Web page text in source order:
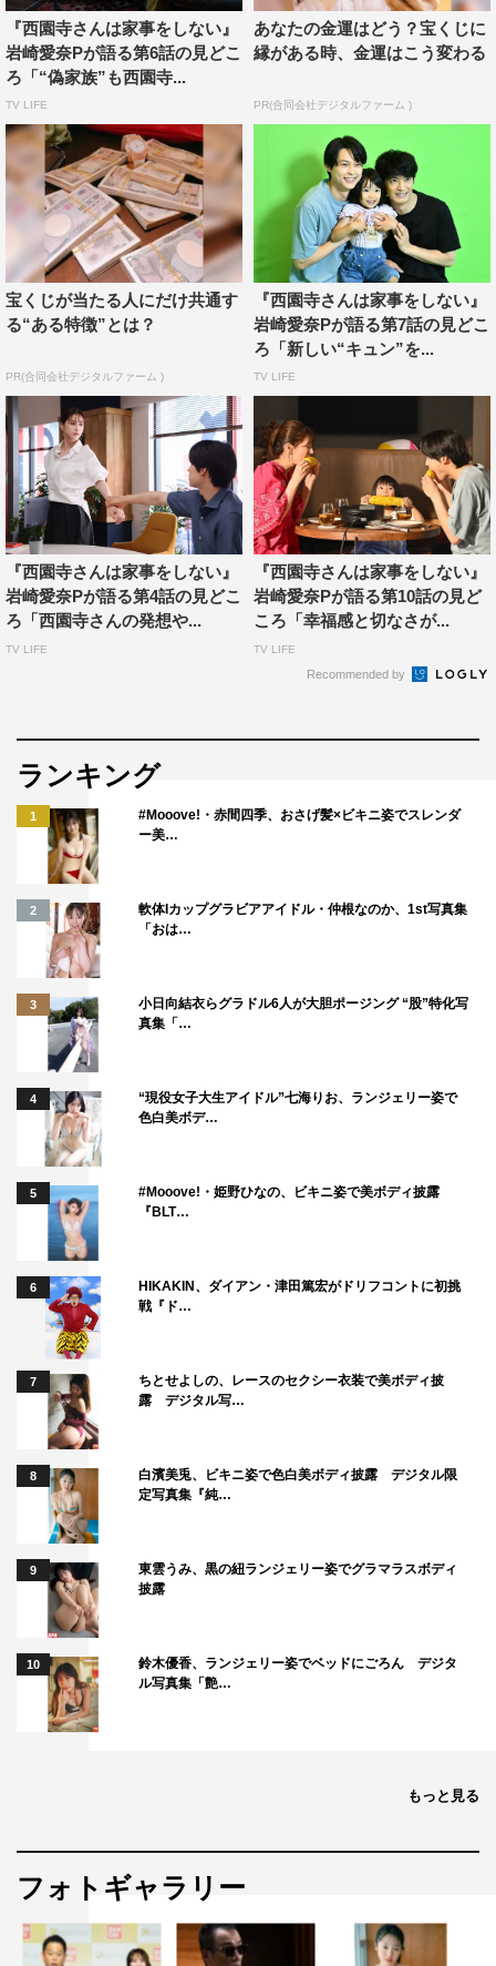
からやって来た橘エリサ（太田莉菜）が楠見と西園寺さん
の関係に影響を与える風を巻き起こした。ラストで楠見が
涙ながらに語った「数式を解いたら先に進める、先に進む
しかないんだと分かった」という亡き妻・瑠衣（松井愛
莉）から受け取った言葉が、第9話以降の展開に布石にな
るのか…? ますます気になる今後の物語を、岩崎Pが語っ
た。
岩崎愛奈プロデューサー コメント
第8話では、号泣しながら自分の気持ちを話す楠見を西園
寺さんが抱きしめるというラストを描きましたが、ここは
やはりすごく難しい場面でした。というのも、言葉ではな
く、西園寺さんが行動でその気持ちを見せ、受け止める場
面でしたし、楠見もまだ整理できないまま溢れる思いをそ
のまま話しているので言葉が明確ではない。でも、西園寺
さんはそんな楠見を丸ごと全部受け止める。若菜さんも
「すごく難しい」とおっしゃって何度か一緒にお話をしま
した。今までで一番、この場面を撮る意味を考えたかもし
れません。
脚本を作っている最初の段階では、子供みたいに泣きなが
の行動なんじゃないだろうかと思うようになりました。そ
こにはおそらく、愛情も友情も、家族愛も絆も、もちろん
慈愛もある。西園寺さんの中にある楠見への感情は、きっ
ともう、ひとつの言葉ではくくりきれない大きなもの。だ
から、どの感情も内包されているので、観てくださった方
がそれをどう受け止めてもどれもがきっと正解なのだと思
います。
そういう意味で、第8話はすごく難しいお話でもあったの
ではないかと思います。言葉にできない表現、既存の単語
観てくださった方の感想を拝見していたら、私たちが描こ
うと思っていたその「ひとつの言葉ではくくりきれない大
いてくださって、とてもうれしかったですし、ホッとしま
した。
そんなラストから続く第9話、そこにはやはり、一筋縄で
はいかない西園寺さんと楠見の姿があります。あのエモー
ショナルなラストから「こんなことになる!?」という展開
になります。2人はどうしてもヘンテコな方向に行ってし
まうんだなと。いい意味で想像を裏切るちょっと変な2人
を、いとおしいと思って観ていただけたらうれしいです。
もうひとつの見どころは、西園寺さんの本当の気持ちがど
こにあるかを知ってしまった横井がどう動いていくか。横
るキャラクターに育っているので、そんな彼がどんな答え
を出すのか注目していただきたいです。西園寺さんを想う
る覚悟がある。昔の横井だったら違ったのかもしれません
が、今では、自分の気持ちを態度と言葉で示せる人になっ
いても、何があっても受け止められる横井を描きたかった
中でも、私自身が原作の中でも大好きなエピソードがあり
を全て表しているようなとてもすてきなエピソードです。
『西園寺さんは家事をしない』
岩崎愛奈Pが語る第6話の見どこ
ろ「“偽家族”も西園寺...
TV LIFE
あなたの金運はどう？宝くじに
縁がある時、金運はこう変わる
PR(合同会社デジタルファーム )
宝くじが当たる人にだけ共通す
る“ある特徴”とは？
PR(合同会社デジタルファーム )
『西園寺さんは家事をしない』
岩崎愛奈Pが語る第7話の見どこ
ろ「新しい“キュン”を...
TV LIFE
『西園寺さんは家事をしない』
岩崎愛奈Pが語る第4話の見どこ
ろ「西園寺さんの発想や...
TV LIFE
『西園寺さんは家事をしない』
岩崎愛奈Pが語る第10話の見ど
ころ「幸福感と切なさが...
TV LIFE
Recommended by
ランキング
1
#Mooove!・赤間四季、おさげ髪×ビキニ姿でスレンダ
ー美…
2
軟体Iカップグラビアアイドル・仲根なのか、1st写真集
「おは…
3
小日向結衣らグラドル6人が大胆ポージング “股”特化写
真集「…
4
“現役女子大生アイドル”七海りお、ランジェリー姿で
色白美ボデ…
5
#Mooove!・姫野ひなの、ビキニ姿で美ボディ披露
『BLT…
6
HIKAKIN、ダイアン・津田篤宏がドリフコントに初挑
戦『ド…
7
ちとせよしの、レースのセクシー衣装で美ボディ披
露 デジタル写…
8
白濱美兎、ビキニ姿で色白美ボディ披露 デジタル限
定写真集『純…
9
東雲うみ、黒の紐ランジェリー姿でグラマラスボディ
披露
10
鈴木優香、ランジェリー姿でベッドにごろん デジタ
ル写真集「艶…
もっと見る
フォトギャラリー